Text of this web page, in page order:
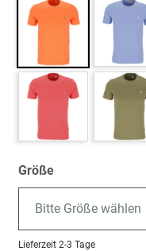
Größe
Bitte Größe wählen
Lieferzeit 2-3 Tage